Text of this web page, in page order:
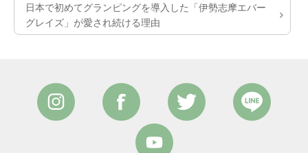
日本で初めてグランピングを導入した「伊勢志摩エバー
グレイズ」が愛され続ける理由